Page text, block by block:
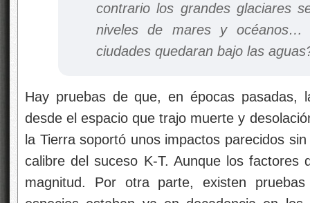
contrario los grandes glaciares
niveles de mares y océanos…
ciudades quedaran bajo las
Hay pruebas de que, en épocas pasadas,
desde el espacio que trajo muerte y
la Tierra soportó unos impactos parecidos
calibre del suceso K-T. Aunque los factores
magnitud. Por otra parte, existen